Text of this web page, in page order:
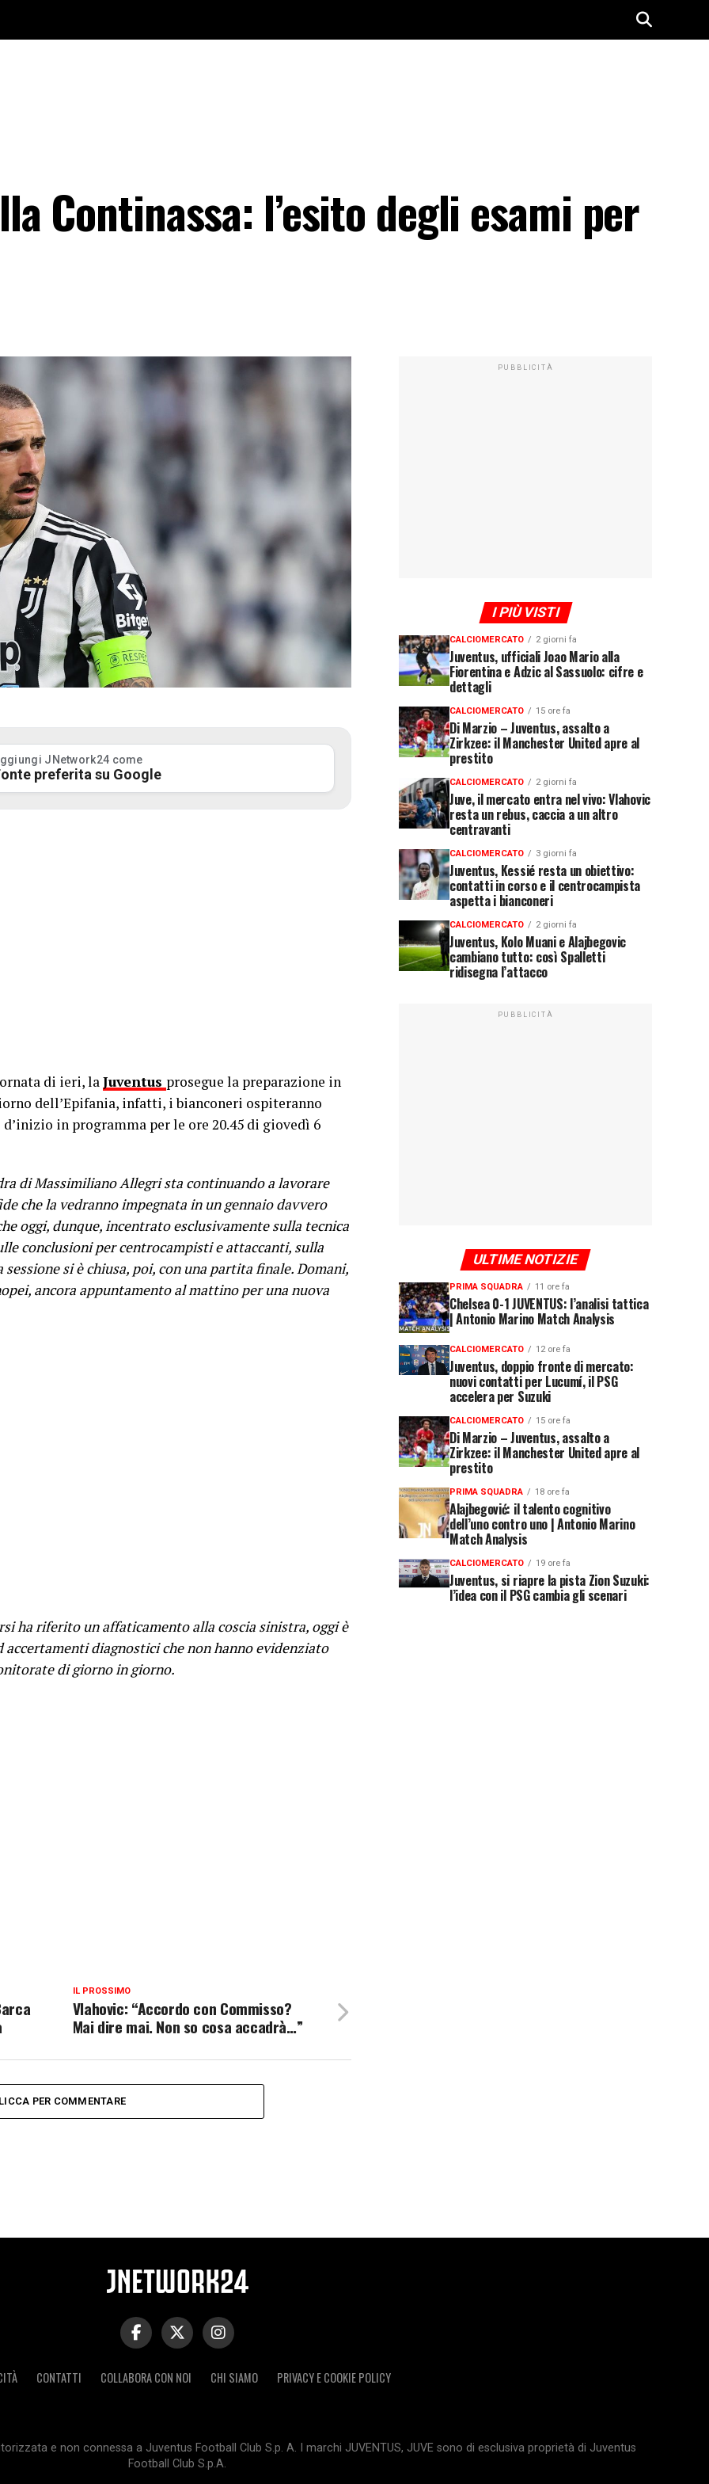
Continassa: l’esito degli esami per
JNetwork24 come
preferita su Google
di ieri, laJuventus prosegue la preparazione in
dell’Epifania, infatti, i bianconeri ospiteranno
d’inizio in programma per le ore 20.45 di giovedì 6
di Massimiliano Allegri sta continuando a lavorare
che la vedranno impegnata in un gennaio davvero
oggi, dunque, incentrato esclusivamente sulla tecnica
conclusioni per centrocampisti e attaccanti, sulla
si è chiusa, poi, con una partita finale. Domani,
ancora appuntamento al mattino per una nuova
ha riferito un affaticamento alla coscia sinistra, oggi è
diagnostici che non hanno evidenziato
di giorno in giorno.
IL PROSSIMO
Vlahovic: “Accordo con Commisso?
Mai dire mai. Non so cosa accadrà…”
PER COMMENTARE
PUBBLICITÀ
I PIÙ VISTI
CALCIOMERCATO 2 giorni fa
Juventus, ufficiali Joao Mario alla
Fiorentina e Adzic al Sassuolo: cifre e
dettagli
CALCIOMERCATO 15 ore fa
Di Marzio – Juventus, assalto a
Zirkzee: il Manchester United apre al
prestito
CALCIOMERCATO 2 giorni fa
Juve, il mercato entra nel vivo: Vlahovic
resta un rebus, caccia a un altro
centravanti
CALCIOMERCATO 3 giorni fa
Juventus, Kessié resta un obiettivo:
contatti in corso e il centrocampista
aspetta i bianconeri
CALCIOMERCATO 2 giorni fa
Juventus, Kolo Muani e Alajbegovic
cambiano tutto: così Spalletti
ridisegna l’attacco
PUBBLICITÀ
ULTIME NOTIZIE
PRIMA SQUADRA 11 ore fa
Chelsea 0-1 JUVENTUS: l’analisi tattica
| Antonio Marino Match Analysis
CALCIOMERCATO 12 ore fa
Juventus, doppio fronte di mercato:
nuovi contatti per Lucumí, il PSG
accelera per Suzuki
CALCIOMERCATO 15 ore fa
Di Marzio – Juventus, assalto a
Zirkzee: il Manchester United apre al
prestito
PRIMA SQUADRA 18 ore fa
Alajbegović: il talento cognitivo
dell’uno contro uno | Antonio Marino
Match Analysis
CALCIOMERCATO 19 ore fa
Juventus, si riapre la pista Zion Suzuki:
l’idea con il PSG cambia gli scenari
CONTATTI COLLABORA CON NOI CHI SIAMO PRIVACY E COOKIE POLICY
e non connessa a Juventus Football Club S.p. A. I marchi JUVENTUS, JUVE sono di esclusiva proprietà di Juventus
Football Club S.p.A.